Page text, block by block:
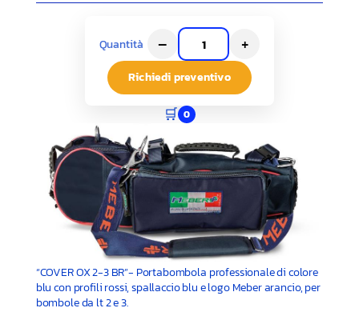
Quantità – +
Richiedi preventivo
🛒 0
“COVER OX 2-3 BR”- Portabombola professionale di colore
blu con profili rossi, spallaccio blu e logo Meber arancio, per
bombole da lt 2 e 3.